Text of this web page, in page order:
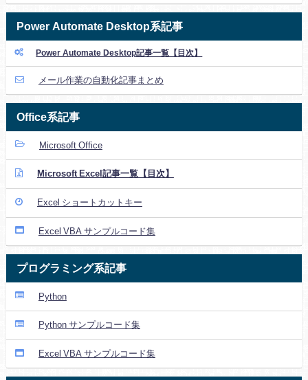
Power Automate Desktop系記事
Power Automate Desktop記事一覧【目次】
メール作業の自動化記事まとめ
Office系記事
Microsoft Office
Microsoft Excel記事一覧【目次】
Excel ショートカットキー
Excel VBA サンプルコード集
プログラミング系記事
Python
Python サンプルコード集
Excel VBA サンプルコード集